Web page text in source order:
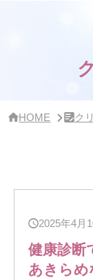
HOME ク
2025年4月
健康診断
あきらめ